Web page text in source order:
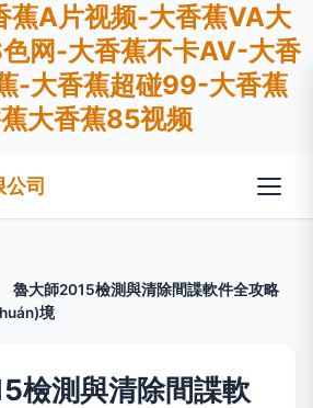
蕉A片视频-大香蕉VA大
网-大香蕉不卡AV-大香
-大香蕉超碰99-大香蕉
大香蕉85视频
公司
魯大師2015檢測與清除間諜軟件全攻略
境
檢測與清除間諜軟